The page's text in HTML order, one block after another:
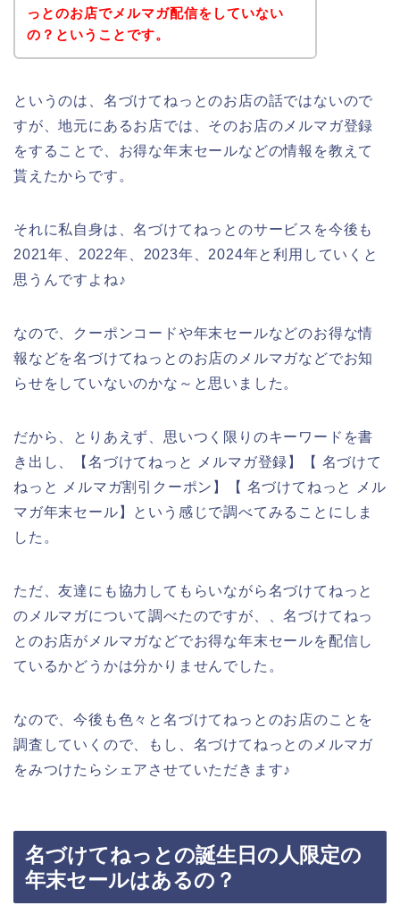
っとのお店でメルマガ配信をしていない
の？ということです。
というのは、名づけてねっとのお店の話ではないので
すが、地元にあるお店では、そのお店のメルマガ登録
をすることで、お得な年末セールなどの情報を教えて
貰えたからです。
それに私自身は、名づけてねっとのサービスを今後も
2021年、2022年、2023年、2024年と利用していくと
思うんですよね♪
なので、クーポンコードや年末セールなどのお得な情
報などを名づけてねっとのお店のメルマガなどでお知
らせをしていないのかな～と思いました。
だから、とりあえず、思いつく限りのキーワードを書
き出し、【名づけてねっと メルマガ登録】【 名づけて
ねっと メルマガ割引クーポン】【 名づけてねっと メル
マガ年末セール】という感じで調べてみることにしま
した。
ただ、友達にも協力してもらいながら名づけてねっと
のメルマガについて調べたのですが、、名づけてねっ
とのお店がメルマガなどでお得な年末セールを配信し
ているかどうかは分かりませんでした。
なので、今後も色々と名づけてねっとのお店のことを
調査していくので、もし、名づけてねっとのメルマガ
をみつけたらシェアさせていただきます♪
名づけてねっとの誕生日の人限定の
年末セールはあるの？